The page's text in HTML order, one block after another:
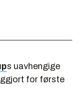
s uavhengige
for første